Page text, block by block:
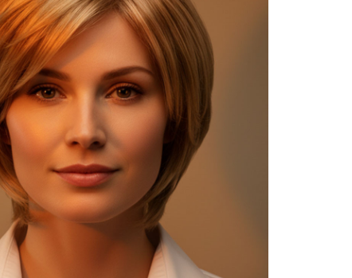
Vidéothèque
Nuancier Pour La
Couleur